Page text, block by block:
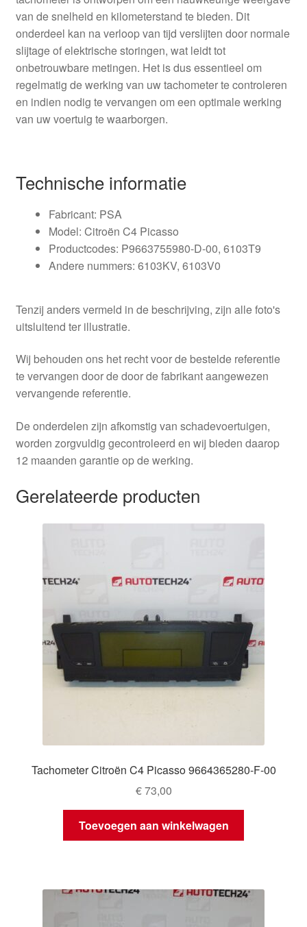
van de snelheid en kilometerstand te bieden. Dit
onderdeel kan na verloop van tijd verslijten door normale
slijtage of elektrische storingen, wat leidt tot
onbetrouwbare metingen. Het is dus essentieel om
regelmatig de werking van uw tachometer te controleren
en indien nodig te vervangen om een optimale werking
van uw voertuig te waarborgen.
Technische informatie
Fabricant: PSA
Model: Citroën C4 Picasso
Productcodes: P9663755980-D-00, 6103T9
Andere nummers: 6103KV, 6103V0
Tenzij anders vermeld in de beschrijving, zijn alle foto's
uitsluitend ter illustratie.
Wij behouden ons het recht voor de bestelde referentie
te vervangen door de door de fabrikant aangewezen
vervangende referentie.
De onderdelen zijn afkomstig van schadevoertuigen,
worden zorgvuldig gecontroleerd en wij bieden daarop
12 maanden garantie op de werking.
Gerelateerde producten
Tachometer Citroën C4 Picasso 9664365280-F-00
€73,00
Toevoegen aan winkelwagen